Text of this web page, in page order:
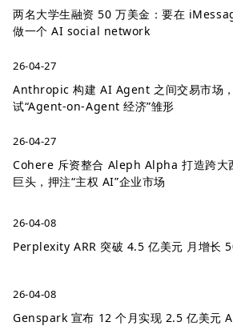
两名大学生融资 50 万美金：要在
做一个 AI social network
26-04-27
Anthropic 构建 AI Agent 之间交易市场
试“Agent-on-Agent 经济”雏形
26-04-27
Cohere 斥资整合 Aleph Alpha 打造跨大
巨头，押注“主权 AI”企业市场
26-04-08
Perplexity ARR 突破 4.5 亿美元 月增长
26-04-08
Genspark 宣布 12 个月实现 2.5 亿美元